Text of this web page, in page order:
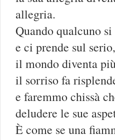
allegria.
Quando qualcuno
e ci prende sul serio,
il mondo diventa
il sorriso fa
e faremmo chissà
deludere le sue
È come se una